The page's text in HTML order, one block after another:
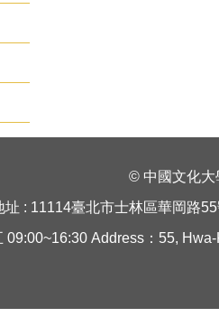
© 中國文化大
址 : 11114臺北市士林區華岡路
09:00~16:30 Address：55,